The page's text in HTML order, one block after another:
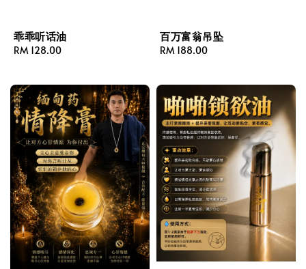
乖乖听话油
Regular
RM 128.00
百万富翁吊坠
Regular
RM 188.00